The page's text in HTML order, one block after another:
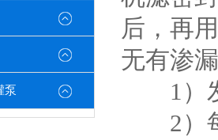
泵
后，再
无有渗
1）发
2）每